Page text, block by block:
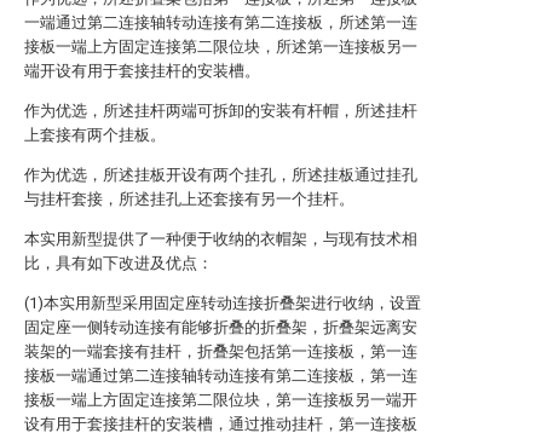
一端通过第二连接轴转动连接有第二连接板，所述第一连
接板一端上方固定连接第二限位块，所述第一连接板另一
端开设有用于套接挂杆的安装槽。
作为优选，所述挂杆两端可拆卸的安装有杆帽，所述挂杆
上套接有两个挂板。
作为优选，所述挂板开设有两个挂孔，所述挂板通过挂孔
与挂杆套接，所述挂孔上还套接有另一个挂杆。
本实用新型提供了一种便于收纳的衣帽架，与现有技术相
比，具有如下改进及优点：
(1)本实用新型采用固定座转动连接折叠架进行收纳，设置
固定座一侧转动连接有能够折叠的折叠架，折叠架远离安
装架的一端套接有挂杆，折叠架包括第一连接板，第一连
接板一端通过第二连接轴转动连接有第二连接板，第一连
接板一端上方固定连接第二限位块，第一连接板另一端开
设有用于套接挂杆的安装槽，通过推动挂杆，第一连接板